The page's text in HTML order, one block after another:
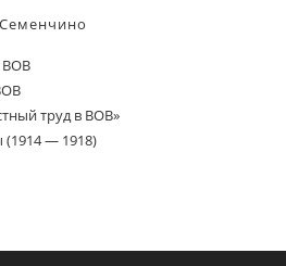
ВОВ
труд в ВОВ»
(1914 — 1918)